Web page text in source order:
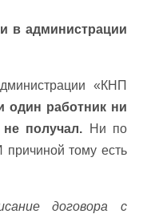
в администрации
«КНП
один работник ни
получал. Ни по
тому есть
договора с